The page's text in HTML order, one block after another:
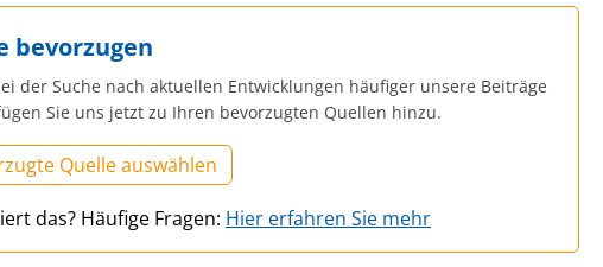
bevorzugen
der Suche nach aktuellen Entwicklungen häufiger unsere Beiträge
Sie uns jetzt zu Ihren bevorzugten Quellen hinzu.
Quelle auswählen
das? Häufige Fragen: Hier erfahren Sie mehr